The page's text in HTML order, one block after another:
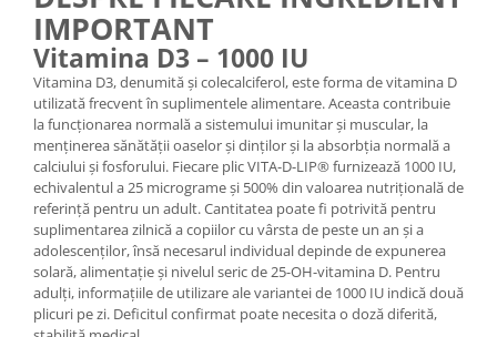
IMPORTANT
Vitamina D3 – 1000 IU
Vitamina D3, denumită și colecalciferol, este forma de vitamina D
utilizată frecvent în suplimentele alimentare. Aceasta contribuie
la funcționarea normală a sistemului imunitar și muscular, la
menținerea sănătății oaselor și dinților și la absorbția normală a
calciului și fosforului. Fiecare plic VITA-D-LIP® furnizează 1000 IU,
echivalentul a 25 micrograme și 500% din valoarea nutrițională de
referință pentru un adult. Cantitatea poate fi potrivită pentru
suplimentarea zilnică a copiilor cu vârsta de peste un an și a
adolescenților, însă necesarul individual depinde de expunerea
solară, alimentație și nivelul seric de 25-OH-vitamina D. Pentru
adulți, informațiile de utilizare ale variantei de 1000 IU indică două
plicuri pe zi. Deficitul confirmat poate necesita o doză diferită,